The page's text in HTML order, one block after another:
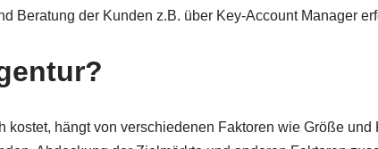
Beratung der Kunden z.B. über Key-Account Manager
hängt von verschiedenen Faktoren wie Größe